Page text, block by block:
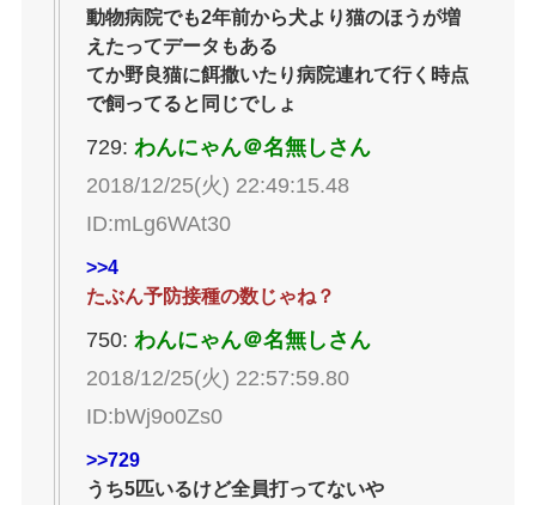
動物病院でも2年前から犬より猫のほうが増
えたってデータもある
てか野良猫に餌撒いたり病院連れて行く時点
で飼ってると同じでしょ
729: わんにゃん＠名無しさん
2018/12/25(火) 22:49:15.48
ID:mLg6WAt30
>>4
たぶん予防接種の数じゃね？
750: わんにゃん＠名無しさん
2018/12/25(火) 22:57:59.80
ID:bWj9o0Zs0
>>729
うち5匹いるけど全員打ってないや